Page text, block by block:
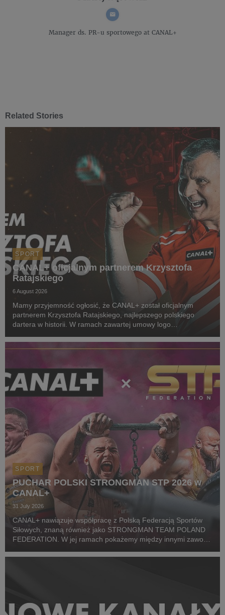
Manager ds. PR-u sportowegoat CANAL+
Related Stories
SPORT
CANAL+ oficjalnym partnerem Krzysztofa
Ratajskiego
6 August 2026
Mamy przyjemność ogłosić, że CANAL+ został oficjalnym
partnerem Krzysztofa Ratajskiego, najlepszego polskiego
dartera w historii. W ramach zawartej umowy logo
startowych naszego zawodnika podczas
SPORT
PUCHAR POLSKI STRONGMAN STP 2026 w
CANAL+
31 July 2026
CANAL+ nawiązuje współpracę z Polską Federacją Sportów
Siłowych, znaną również jako STRONGMAN TEAM POLAND
FEDERATION. W jej ramach pokażemy między innymi zawody
Pierwszym wydarzeniem prezentowanym w CANAL+ SPORT 5